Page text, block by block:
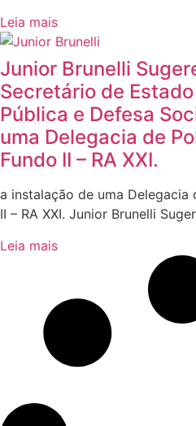
Leia mais
Junior Brunelli
Secretário de
Pública e Defesa
uma Delegacia de
Fundo II – RA XXI.
a instalação de uma Delegacia
II – RA XXI. Junior Brunelli
Leia mais